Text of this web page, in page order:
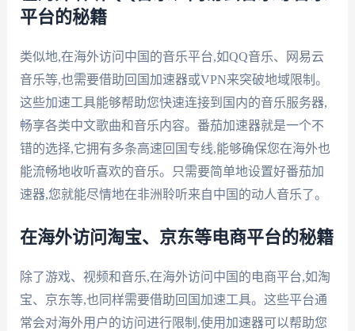
平台的秘籍
类似地,在海外访问中国的音乐平台,如QQ音乐、网易云
音乐等,也需要借助回国加速器或VPN来突破地域限制。
这些加速工具能够帮助您快速连接到国内的音乐服务器,
畅享各类中文歌曲和音乐内容。番茄加速器就是一个不
错的选择,它拥有多条高速回国专线,能够确保您在海外也
能流畅地收听喜欢的音乐。只需要简单地设置好番茄加
速器,您就能尽情地在非洲聆听来自中国的动人音乐了。
在海外访问淘宝、京东等电商平台的秘籍
除了游戏、视频和音乐,在海外访问中国的电商平台,如淘
宝、京东等,也同样需要借助回国加速工具。这些平台通
常会对海外用户的访问进行限制,使用加速器可以帮助您